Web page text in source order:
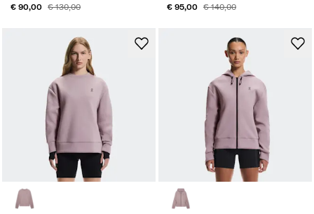
€ 90,00 € 130,00 € 95,00 € 140,00